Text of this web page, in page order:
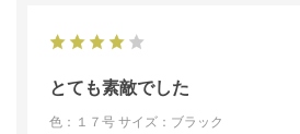
じっくり比べることができたのはとてもよ
という意味では満点だと思います。
とても素敵でした
色：１７号 サイズ：ブラック